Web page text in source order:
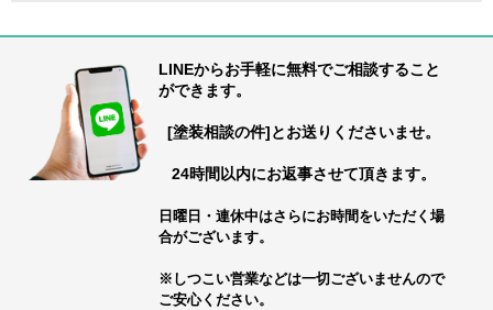
LINEからお手軽に無料でご相談すること
ができます。
[塗装相談の件]とお送りくださいませ。
24時間以内にお返事させて頂きます。
日曜日・連休中はさらにお時間をいただく場
合がございます。
※しつこい営業などは一切ございませんので
ご安心ください。